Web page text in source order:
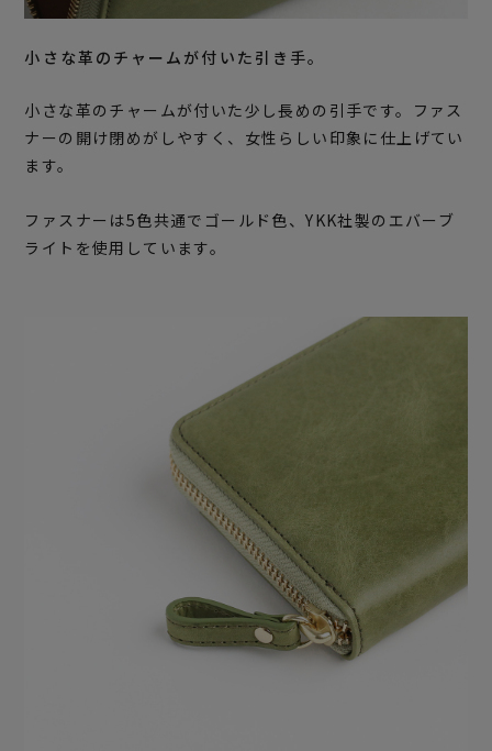
小さな革のチャームが付いた引き手。
小さな革のチャームが付いた少し長めの引手です。ファス
ナーの開け閉めがしやすく、女性らしい印象に仕上げてい
ます。
ファスナーは5色共通でゴールド色、YKK社製のエバーブ
ライトを使用しています。